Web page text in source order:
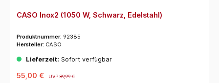
CASO Inox2 (1050 W, Schwarz, Edelstahl)
Produktnummer: 92385
Hersteller: CASO
Lieferzeit: Sofort verfügbar
55,00 € UVP89,99 €